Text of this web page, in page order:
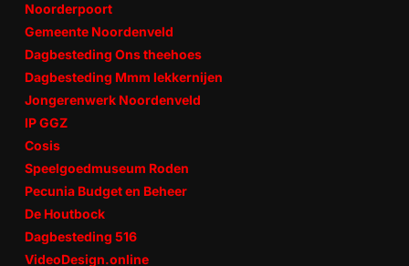
Noorderpoort
Gemeente Noordenveld
Dagbesteding Ons theehoes
Dagbesteding Mmm lekkernijen
Jongerenwerk Noordenveld
IP GGZ
Cosis
Speelgoedmuseum Roden
Pecunia Budget en Beheer
De Houtbock
Dagbesteding 516
VideoDesign.online